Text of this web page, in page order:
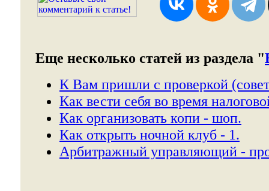
Еще несколько статей из раздела "
К Вам пришли с проверкой
Как вести себя во время
Как организовать копи - шоп.
Как открыть ночной клуб - 1.
Арбитражный управляющий -